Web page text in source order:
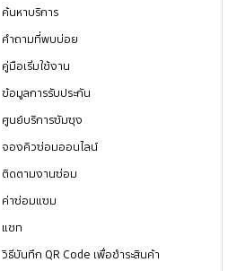
ค้นหาบริการ
คำถามที่พบบ่อย
คู่มือเริ่มใช้งาน
ข้อมูลการรับประกัน
ศูนย์บริการซัมซุง
จองคิวซ่อมออนไลน์
ติดตามงานซ่อม
ค่าซ่อมแซม
แชท
วิธีบันทึก QR Code เพื่อชำระสินค้า